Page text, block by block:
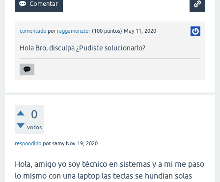
comentado por raggamonzter (100 puntos) May 11, 2020
Hola Bro, disculpa ¿Pudiste solucionarlo?
0
votos
respondido por samy Nov 19, 2020
Hola, amigo yo soy técnico en sistemas y a mi me paso
lo mismo con una laptop las teclas se hundían solas